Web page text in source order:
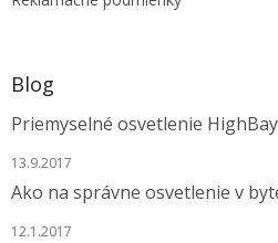
Blog
Priemyselné osvetlenie HighBay
13.9.2017
Ako na správne osvetlenie v
12.1.2017